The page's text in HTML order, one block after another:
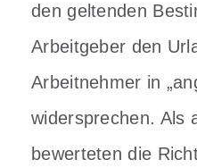
den geltenden
Arbeitgeber den
Arbeitnehmer in
widersprechen. Als
bewerteten die